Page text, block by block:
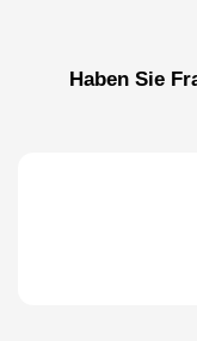
Haben Sie